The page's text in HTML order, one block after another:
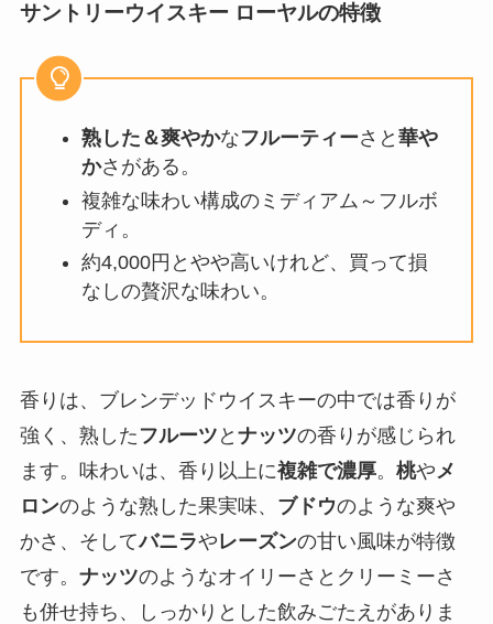
サントリーウイスキー ローヤルの特徴
熟した＆爽やかなフルーティーさと 華や
かさがある。
複雑な味わい構成のミディアム～フルボ
ディ。
約4,000円とやや高いけれど、買って損
なしの贅沢な味わい。
香りは、ブレンデッドウイスキーの中では香りが
強く、熟した フルーツ と ナッツの香りが感じられ
ます。味わいは、香り以上に複雑で濃厚。 桃や メ
ロンのような熟した果実味、 ブドウのような爽や
かさ、そしてバニラやレーズンの甘い風味が特徴
です。 ナッツのようなオイリーさとクリーミーさ
も併せ持ち、しっかりとした飲みごたえがありま